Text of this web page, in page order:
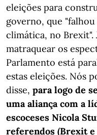
eleições para
governo, que
climática, no Brexit".
matraquear os
Parlamento está
estas eleições. Nós
disse, para logo de
uma aliança com a
escoceses Nicola
referendos (Brexit e